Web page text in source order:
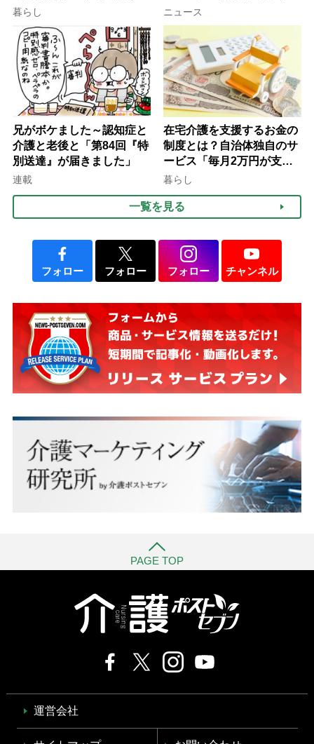
行語大賞にノミネート、法
律にも明記されたが果たし
て現在は？
暮らし
ぐ「揺れる一粒」の使い分
け方
ニュース
兄がボケました～認知症と
介護と老後と「第84回『特
別送達』が届きました」
連載
在宅介護を支援するお金の
制度とは？自治体独自のサ
ービス「毎月2万円が支給
される」ケースも【FP解
暮らし
一覧を見る
フォロー フォロー フォロー チャンネル
PAGE TOP
運営会社